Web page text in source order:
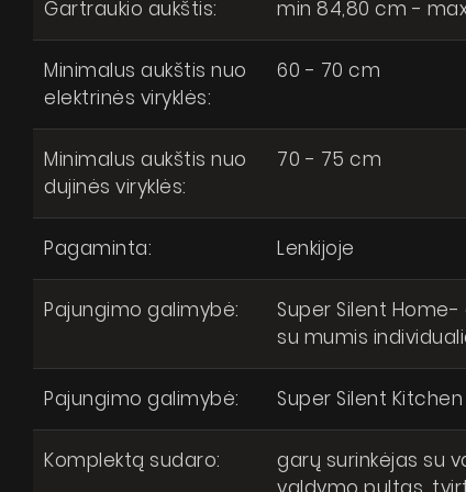
Gartraukio aukštis: min 84,80 cm -
Minimalus aukštis nuo
elektrinės viryklės:
60 - 70 cm
Minimalus aukštis nuo
dujinės viryklės:
70 - 75 cm
Pagaminta: Lenkijoje
Pajungimo galimybė:
Super Silent
su mumis
Pajungimo galimybė: Super Silent Kitchen
Komplektą sudaro:
garų surinkėjas su